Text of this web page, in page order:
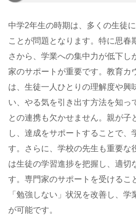
中学2年生の時期は、多くの生徒
ことが問題となります。特に思春
さから、学業への集中力が低下し
家のサポートが重要です。教育カ
は、生徒一人ひとりの理解度や興
い、やる気を引き出す方法を知っ
との連携も欠かせません。親が子
し、達成をサポートすることで、
す。さらに、学校の先生も重要な
は生徒の学習進捗を把握し、適切
す。専門家のサポートを受けるこ
「勉強しない」状況を改善し、学
が可能です。